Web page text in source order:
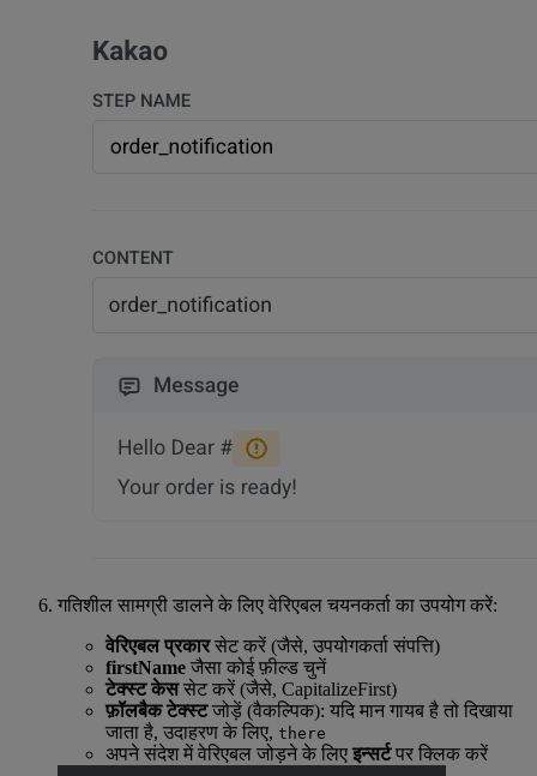
गतिशील सामग्री डालने के लिए वेरिएबल चयनकर्ता का उपयोग करें:
वेरिएबल प्रकारसेट करें (जैसे, उपयोगकर्ता संपत्ति)
firstName जैसा कोई फ़ील्ड चुनें
टेक्स्ट केससेट करें (जैसे, CapitalizeFirst)
फ़ॉलबैक टेक्स्टजोड़ें (वैकल्पिक): यदि मान गायब है तो दिखाया
जाता है, उदाहरण के लिए, there
अपने संदेश में वेरिएबल जोड़ने के लिए इन्सर्टपर क्लिक करें